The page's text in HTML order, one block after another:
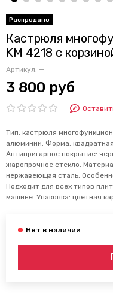
Кастрюля
KM 4218 с
Артикул: —
3 800 руб
Тип: кастрюля
алюминий. Форма:
Антипригарное покрытие:
жаропрочное стекло.
нержавеющая сталь.
Подходит для всех типов
машине. Упаковка: цветная